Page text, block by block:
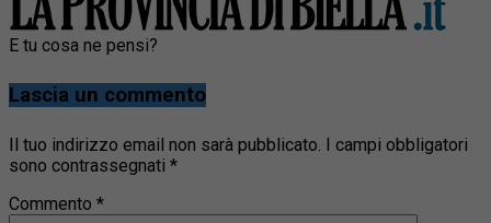
E tu cosa ne pensi?
Lascia un commento
Il tuo indirizzo email non sarà pubblicato. I campi obbligatori
sono contrassegnati *
Commento *